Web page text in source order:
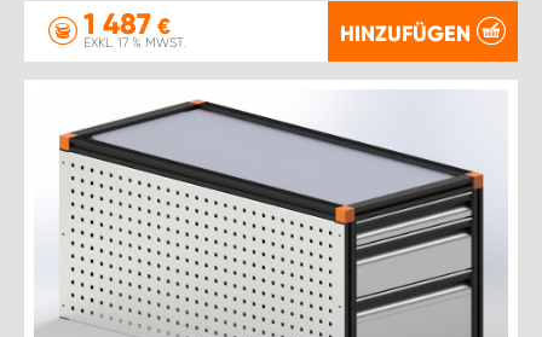
1 487 €
EXKL. 17 % MWST. HINZUFÜGEN